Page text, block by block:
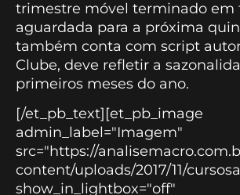
trimestre móvel terminado em
aguardada para a próxima
também conta com script
Clube, deve refletir a
primeiros meses do ano.
[/et_pb_text][et_pb_image
admin_label="Imagem"
src="https://
content/uploads/2017/11/
show_in_lightbox="off"